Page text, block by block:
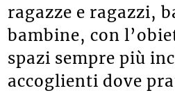
ragazze e ragazzi,
bambine, con
spazi sempre più
accoglienti dove